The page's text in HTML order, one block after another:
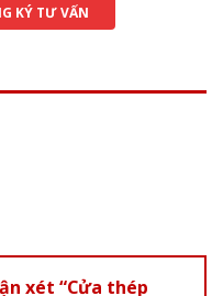
KÝ TƯ VẤN
xét “Cửa thép